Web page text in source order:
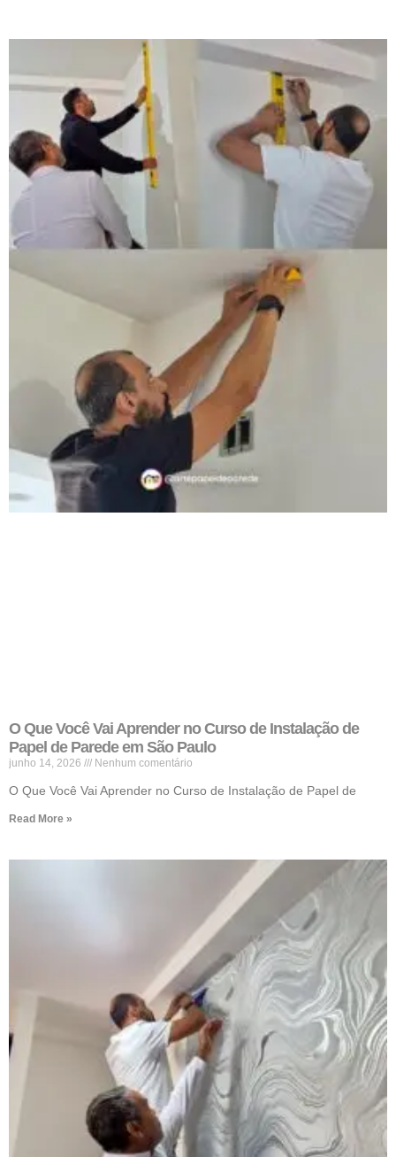
O Que Você Vai Aprender no Curso de Instalação de
Papel de Parede em São Paulo
junho 14, 2026 Nenhum comentário
O Que Você Vai Aprender no Curso de Instalação de Papel de
Read More »